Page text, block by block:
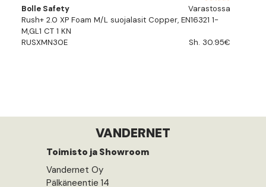
Bolle Safety
Varastossa
Rush+ 2.0 XP Foam M/L suojalasit Copper, EN16321 1-
M,GL1 CT 1 KN
RUSXMN30E
Sh. 30.95€
VANDERNET
Toimisto ja Showroom
Vandernet Oy
Pälkäneentie 14